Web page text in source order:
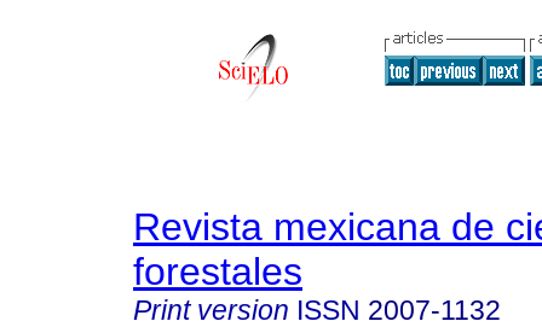
Revista mexicana de
forestales
Print version ISSN 2007-1132